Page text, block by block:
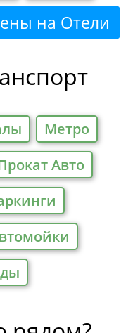
на Отели
Метро
Авто